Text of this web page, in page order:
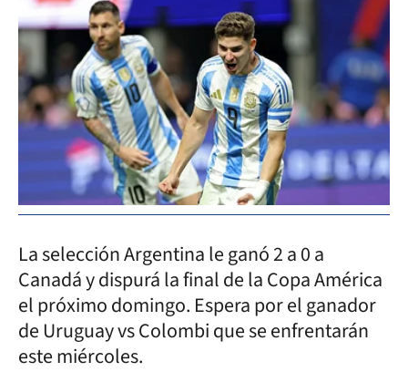
La selección Argentina le ganó 2 a 0 a
Canadá y dispurá la final de la Copa América
el próximo domingo. Espera por el ganador
de Uruguay vs Colombi que se enfrentarán
este miércoles.